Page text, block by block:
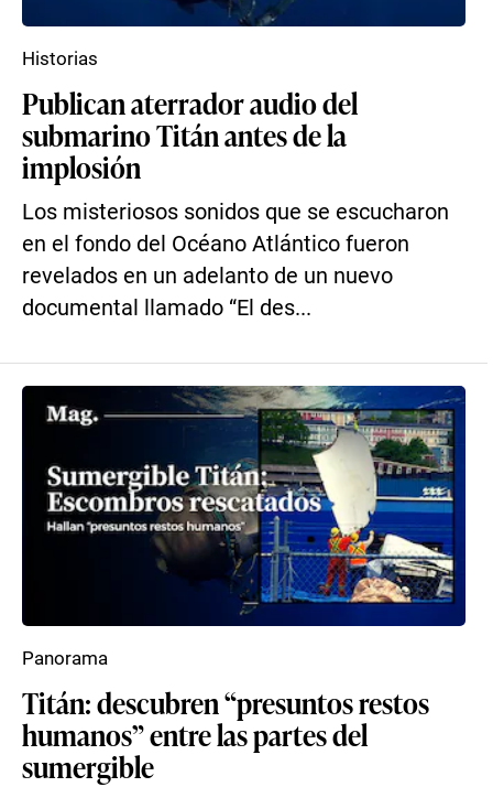
Publican aterrador audio del
submarino Titán antes de la
implosión
Los misteriosos sonidos que se escucharon
en el fondo del Océano Atlántico fueron
revelados en un adelanto de un nuevo
documental llamado “El des...
Historias
Titán: descubren “presuntos restos
humanos” entre las partes del
sumergible
Panorama